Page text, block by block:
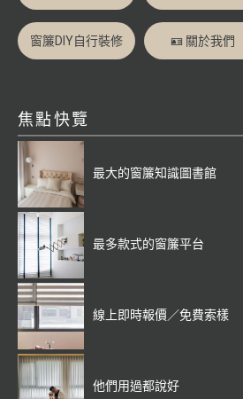
窗簾DIY自行裝修 🪪 關於我們
焦點快覽
最大的窗簾知識圖書館
最多款式的窗簾平台
線上即時報價／免費索樣
他們用過都說好